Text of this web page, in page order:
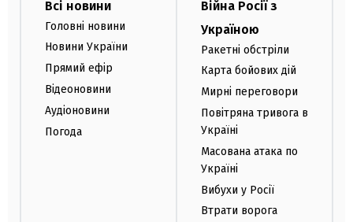
Всі новини
Головні новини
Новини України
Прямий ефір
Відеоновини
Аудіоновини
Погода
Війна Росії з
Україною
Ракетні обстріли
Карта бойових дій
Мирні переговори
Повітряна тривога в
Україні
Масована атака по
Україні
Вибухи у Росії
Втрати ворога